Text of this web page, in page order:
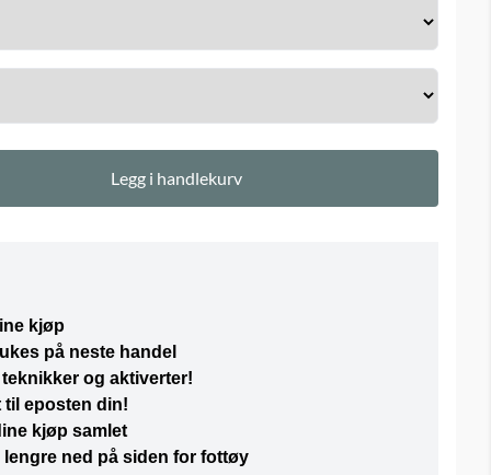
Legg i handlekurv
kjøp
på neste handel
og aktiverter!
til eposten din!
kjøp samlet
ned på siden for fottøy